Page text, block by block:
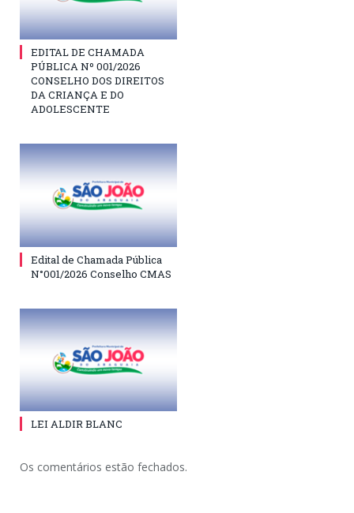
EDITAL DE CHAMADA
PÚBLICA Nº 001/2026
CONSELHO DOS DIREITOS
DA CRIANÇA E DO
ADOLESCENTE
Edital de Chamada Pública
N°001/2026 Conselho CMAS
LEI ALDIR BLANC
Os comentários estão fechados.